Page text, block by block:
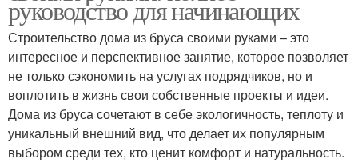
руководство для начинающих
Строительство дома из бруса своими руками – это
интересное и перспективное занятие, которое позволяет
не только сэкономить на услугах подрядчиков, но и
воплотить в жизнь свои собственные проекты и идеи.
Дома из бруса сочетают в себе экологичность, теплоту и
уникальный внешний вид, что делает их популярным
выбором среди тех, кто ценит комфорт и натуральность.